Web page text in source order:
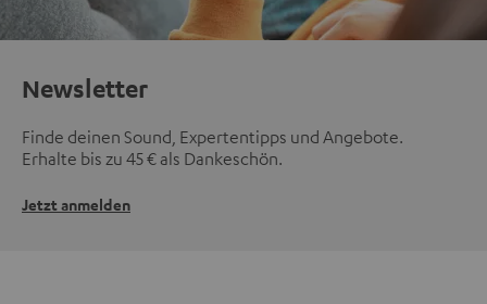
Newsletter
Finde deinen Sound, Expertentipps und Angebote.
Erhalte bis zu 45 € als Dankeschön.
Jetzt anmelden